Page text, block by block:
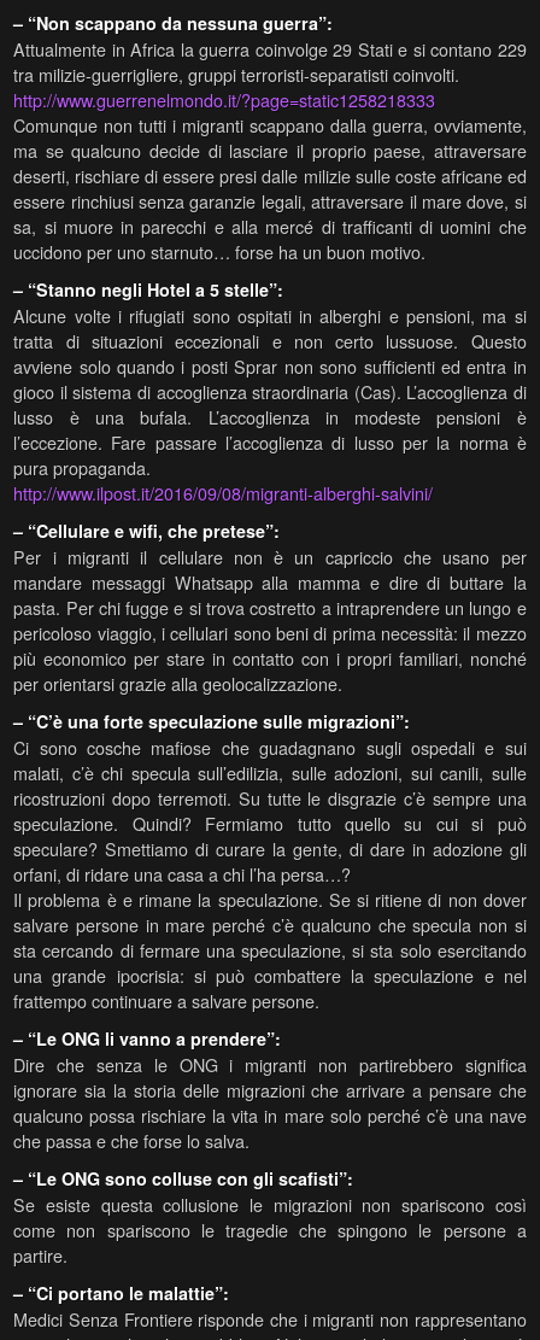
– “Non scappano da nessuna guerra”:
Attualmente in Africa la guerra coinvolge 29 Stati e si contano 229
tra milizie-guerrigliere, gruppi terroristi-separatisti coinvolti.
http://www.guerrenelmondo.it/?page=static1258218333
Comunque non tutti i migranti scappano dalla guerra, ovviamente,
ma se qualcuno decide di lasciare il proprio paese, attraversare
deserti, rischiare di essere presi dalle milizie sulle coste africane ed
essere rinchiusi senza garanzie legali, attraversare il mare dove, si
sa, si muore in parecchi e alla mercé di trafficanti di uomini che
uccidono per uno starnuto… forse ha un buon motivo.
– “Stanno negli Hotel a 5 stelle”:
Alcune volte i rifugiati sono ospitati in alberghi e pensioni, ma si
tratta di situazioni eccezionali e non certo lussuose. Questo
avviene solo quando i posti Sprar non sono sufficienti ed entra in
gioco il sistema di accoglienza straordinaria (Cas). L’accoglienza di
lusso è una bufala. L’accoglienza in modeste pensioni è
l’eccezione. Fare passare l’accoglienza di lusso per la norma è
pura propaganda.
http://www.ilpost.it/2016/09/08/migranti-alberghi-salvini/
– “Cellulare e wifi, che pretese”:
Per i migranti il cellulare non è un capriccio che usano per
mandare messaggi Whatsapp alla mamma e dire di buttare la
pasta. Per chi fugge e si trova costretto a intraprendere un lungo e
pericoloso viaggio, i cellulari sono beni di prima necessità: il mezzo
più economico per stare in contatto con i propri familiari, nonché
per orientarsi grazie alla geolocalizzazione.
– “C’è una forte speculazione sulle migrazioni”:
Ci sono cosche mafiose che guadagnano sugli ospedali e sui
malati, c’è chi specula sull’edilizia, sulle adozioni, sui canili, sulle
ricostruzioni dopo terremoti. Su tutte le disgrazie c’è sempre una
speculazione. Quindi? Fermiamo tutto quello su cui si può
speculare? Smettiamo di curare la gente, di dare in adozione gli
orfani, di ridare una casa a chi l’ha persa…?
Il problema è e rimane la speculazione. Se si ritiene di non dover
salvare persone in mare perché c’è qualcuno che specula non si
sta cercando di fermare una speculazione, si sta solo esercitando
una grande ipocrisia: si può combattere la speculazione e nel
frattempo continuare a salvare persone.
– “Le ONG li vanno a prendere”:
Dire che senza le ONG i migranti non partirebbero significa
ignorare sia la storia delle migrazioni che arrivare a pensare che
qualcuno possa rischiare la vita in mare solo perché c’è una nave
che passa e che forse lo salva.
– “Le ONG sono colluse con gli scafisti”:
Se esiste questa collusione le migrazioni non spariscono così
come non spariscono le tragedie che spingono le persone a
partire.
– “Ci portano le malattie”:
Medici Senza Frontiere risponde che i migranti non rappresentano